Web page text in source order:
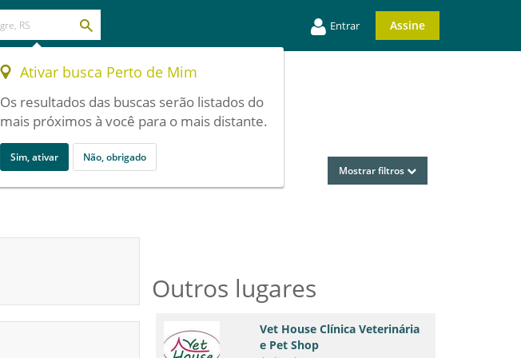
Entrar Assine
Ativar busca Perto de Mim
Os resultados das buscas serão listados do
mais próximos à você para o mais distante.
Sim, ativar Não, obrigado
Mostrar filtros
Outros lugares
Vet House Clínica Veterinária
e Pet Shop